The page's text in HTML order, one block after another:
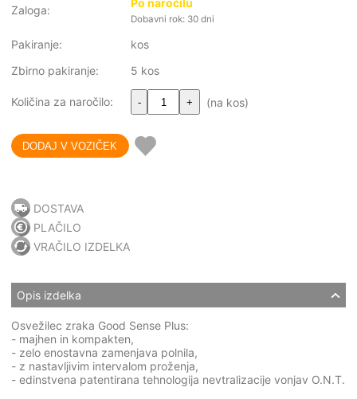
Zaloga:
Dobavni rok: 30 dni
Pakiranje:
kos
Zbirno pakiranje:
5 kos
Količina za naročilo: - + (na kos)
DOSTAVA
PLAČILO
VRAČILO IZDELKA
Opis izdelka
Osvežilec zraka Good Sense Plus:
- majhen in kompakten,
- zelo enostavna zamenjava polnila,
- z nastavljivim intervalom proženja,
- edinstvena patentirana tehnologija nevtralizacije vonjav O.N.T.